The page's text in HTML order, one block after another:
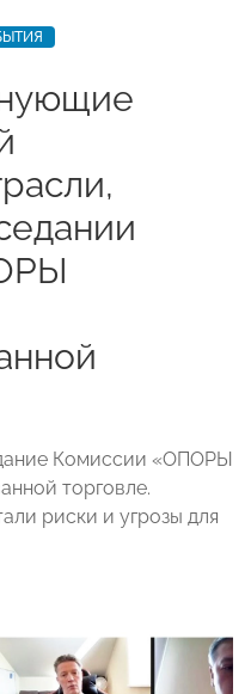
Комиссии «ОПОРЫ
торговле.
риски и угрозы для